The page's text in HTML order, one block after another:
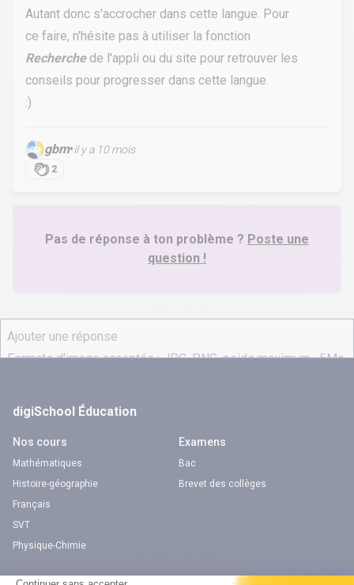
Autant donc s'accrocher dans cette langue. Pour
ce faire, n'hésite pas à utiliser la fonction
Recherchede l'appli ou du site pour retrouver les
conseils pour progresser dans cette langue.
:)
gbm•il y a 10 mois
2
Pas de réponse à ton problème ? Poste une
question !
digiSchool Éducation
Nos cours
Mathématiques
Histoire-géographie
Français
SVT
Physique-Chimie
Examens
Bac
Brevet des collèges